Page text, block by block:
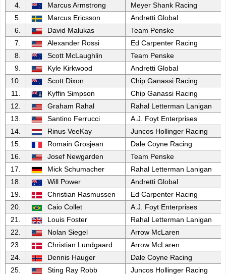
4.
Marcus Armstrong
Meyer Shank Racing
5.
Marcus Ericsson
Andretti Global
6.
David Malukas
Team Penske
7.
Alexander Rossi
Ed Carpenter Racing
8.
Scott McLaughlin
Team Penske
9.
Kyle Kirkwood
Andretti Global
10.
Scott Dixon
Chip Ganassi Racing
11.
Kyffin Simpson
Chip Ganassi Racing
12.
Graham Rahal
Rahal Letterman Lanigan
13.
Santino Ferrucci
A.J. Foyt Enterprises
14.
Rinus VeeKay
Juncos Hollinger Racing
15.
Romain Grosjean
Dale Coyne Racing
16.
Josef Newgarden
Team Penske
17.
Mick Schumacher
Rahal Letterman Lanigan
18.
Will Power
Andretti Global
19.
Christian Rasmussen
Ed Carpenter Racing
20.
Caio Collet
A.J. Foyt Enterprises
21.
Louis Foster
Rahal Letterman Lanigan
22.
Nolan Siegel
Arrow McLaren
23.
Christian Lundgaard
Arrow McLaren
24.
Dennis Hauger
Dale Coyne Racing
25.
Sting Ray Robb Juncos Hollinger Racing